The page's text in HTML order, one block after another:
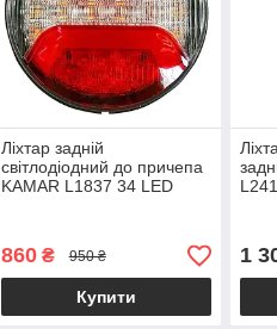
Ліхтар задній
світлодіодний до причепа
KAMAR L1837 34 LED
860₴ 950 ₴
Купити
1